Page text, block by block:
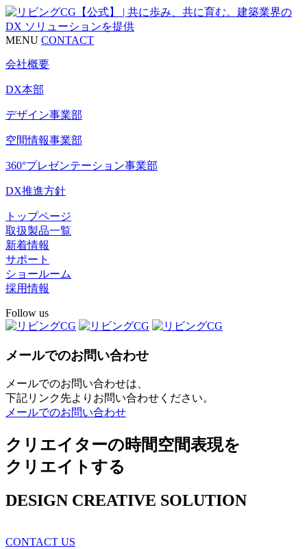
MENU CONTACT
会社概要
DX本部
デザイン事業部
空間情報事業部
360°プレゼンテーション事業部
DX推進方針
トップページ
取扱製品一覧
新着情報
サポート
ショールーム
採用情報
Follow us
メールでのお問い合わせ
メールでのお問い合わせは、
下記リンク先よりお問い合わせください。
メールでのお問い合わせ
クリエイターの時間空間表現を
クリエイトする
DESIGN CREATIVE SOLUTION
CONTACT US